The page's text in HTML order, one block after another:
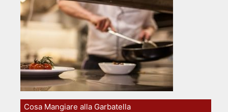
Cosa Mangiare alla Garbatella